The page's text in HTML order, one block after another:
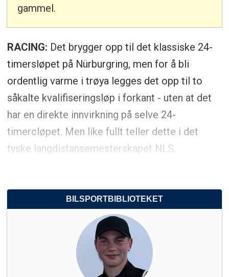
gammel.
RACING: Det brygger opp til det klassiske 24-
timersløpet på Nürburgring, men for å bli
ordentlig varme i trøya legges det opp til to
såkalte kvalifiseringsløp i forkant - uten at det
har en direkte innvirkning på selve 24-
timercløpet. Men like fullt teller dette i det
tyske langdistansemesterskapet NLS.